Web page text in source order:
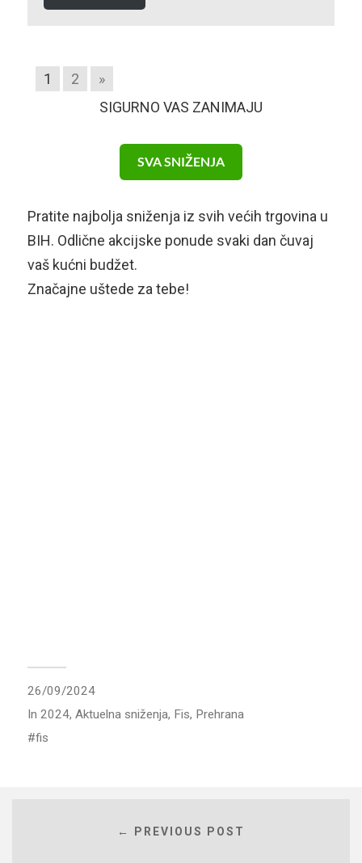
1 2
»
SIGURNO VAS ZANIMAJU
SVA SNIŽENJA
Pratite najbolja sniženja iz svih većih trgovina u
BIH. Odlične akcijske ponude svaki dan čuvaj
vaš kućni budžet.
Značajne uštede za tebe!
26/09/2024
In 2024, Aktuelna sniženja, Fis, Prehrana
fis
← PREVIOUS POST